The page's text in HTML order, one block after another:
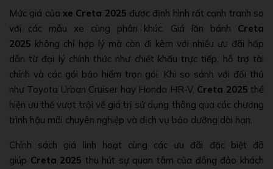
Mức giá của xe Creta 2025 được định hình rất cạnh tranh so
với các mẫu xe cùng phân khúc. Giá lăn bánh Creta
2025 không chỉ hợp lý mà còn đi kèm với nhiều ưu đãi hấp
dẫn từ đại lý chính thức như chiết khấu trực tiếp, hỗ trợ tài
chính và các gói bảo hiểm trọn gói. Khi so sánh với đối thủ
như Toyota Urban Cruiser hay Honda HR-V, Creta 2025 thể
hiện ưu thế vượt trội về giá trị sử dụng thông qua các chương
trình hậu mãi chuyên nghiệp và dịch vụ bảo dưỡng dài hạn.
Chính sách giá linh hoạt cùng các ưu đãi đặc biệt đã
giúp Creta 2025 thu hút sự quan tâm của đông đảo khách